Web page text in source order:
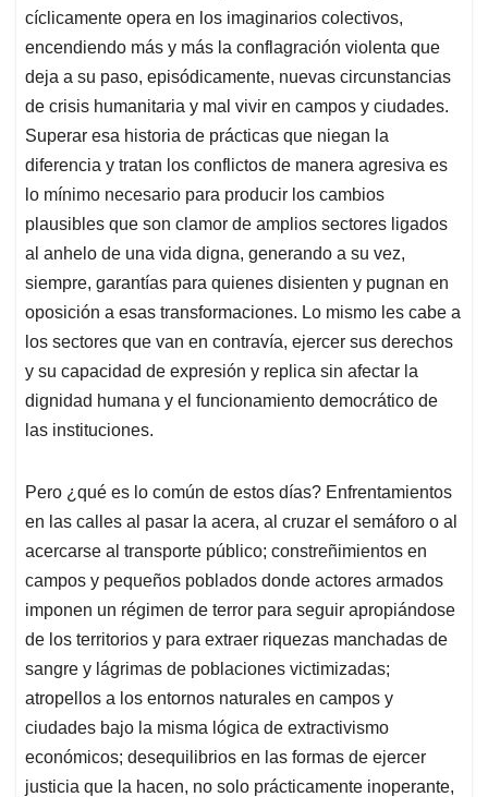
cíclicamente opera en los imaginarios colectivos,
encendiendo más y más la conflagración violenta que
deja a su paso, episódicamente, nuevas circunstancias
de crisis humanitaria y mal vivir en campos y ciudades.
Superar esa historia de prácticas que niegan la
diferencia y tratan los conflictos de manera agresiva es
lo mínimo necesario para producir los cambios
plausibles que son clamor de amplios sectores ligados
al anhelo de una vida digna, generando a su vez,
siempre, garantías para quienes disienten y pugnan en
oposición a esas transformaciones. Lo mismo les cabe a
los sectores que van en contravía, ejercer sus derechos
y su capacidad de expresión y replica sin afectar la
dignidad humana y el funcionamiento democrático de
las instituciones.
Pero ¿qué es lo común de estos días? Enfrentamientos
en las calles al pasar la acera, al cruzar el semáforo o al
acercarse al transporte público; constreñimientos en
campos y pequeños poblados donde actores armados
imponen un régimen de terror para seguir apropiándose
de los territorios y para extraer riquezas manchadas de
sangre y lágrimas de poblaciones victimizadas;
atropellos a los entornos naturales en campos y
ciudades bajo la misma lógica de extractivismo
económicos; desequilibrios en las formas de ejercer
justicia que la hacen, no solo prácticamente inoperante,